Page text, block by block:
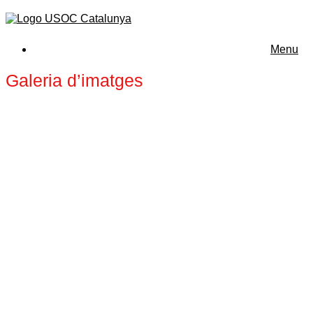
Menu
Galeria d’imatges